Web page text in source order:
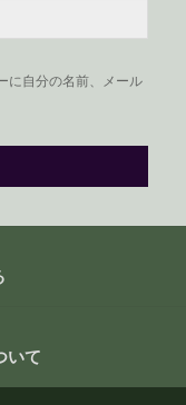
に自分の名前、メール
いて